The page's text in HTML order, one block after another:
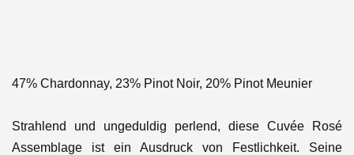
47% Chardonnay, 23% Pinot Noir, 20% Pinot Meunier
Strahlend und ungeduldig perlend, diese Cuvée Rosé
Assemblage ist ein Ausdruck von Festlichkeit. Seine